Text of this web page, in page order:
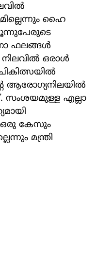
ഹൈ
ഫലങ്ങള്‍
നിലവില്‍ ഒരാള്‍
ആരോഗ്യനിലയില്‍
സംശയമുള്ള എല്ലാ
ഒരു കേസും
മന്ത്രി